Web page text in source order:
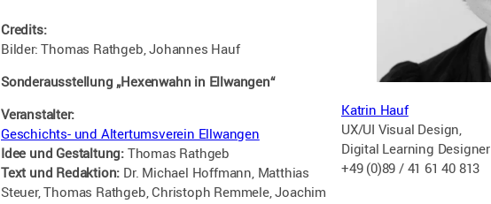
Credits:
Bilder: Thomas Rathgeb, Johannes Hauf
Sonderausstellung „Hexenwahn in Ellwangen“
Veranstalter:
Geschichts- und Altertumsverein Ellwangen
Idee und Gestaltung: Thomas Rathgeb
Text und Redaktion: Dr. Michael Hoffmann, Matthias
Steuer, Thomas Rathgeb, Christoph Remmele, Joachim
Katrin Hauf
UX/UI Visual Design,
Digital Learning Designer
+49 (0)89 / 41 61 40 813